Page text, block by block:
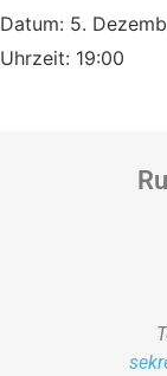
Datum: 5.
Uhrzeit: 19:00